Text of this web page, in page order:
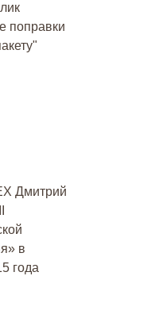
поправки
Дмитрий
в
года